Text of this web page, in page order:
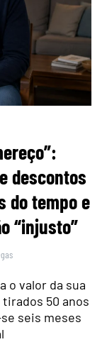
descontos
do tempo e
“injusto”
o valor da sua
50 anos
seis meses